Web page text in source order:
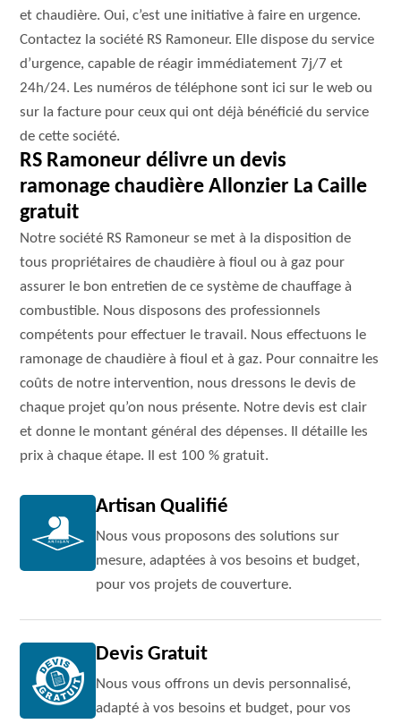
et chaudière. Oui, c’est une initiative à faire en urgence.
Contactez la société RS Ramoneur. Elle dispose du service
d’urgence, capable de réagir immédiatement 7j/7 et
24h/24. Les numéros de téléphone sont ici sur le web ou
sur la facture pour ceux qui ont déjà bénéficié du service
de cette société.
RS Ramoneur délivre un devis
ramonage chaudière Allonzier La Caille
gratuit
Notre société RS Ramoneur se met à la disposition de
tous propriétaires de chaudière à fioul ou à gaz pour
assurer le bon entretien de ce système de chauffage à
combustible. Nous disposons des professionnels
compétents pour effectuer le travail. Nous effectuons le
ramonage de chaudière à fioul et à gaz. Pour connaitre les
coûts de notre intervention, nous dressons le devis de
chaque projet qu’on nous présente. Notre devis est clair
et donne le montant général des dépenses. Il détaille les
prix à chaque étape. Il est 100 % gratuit.
Artisan Qualifié
Nous vous proposons des solutions sur
mesure, adaptées à vos besoins et budget,
pour vos projets de couverture.
Devis Gratuit
Nous vous offrons un devis personnalisé,
adapté à vos besoins et budget, pour vos